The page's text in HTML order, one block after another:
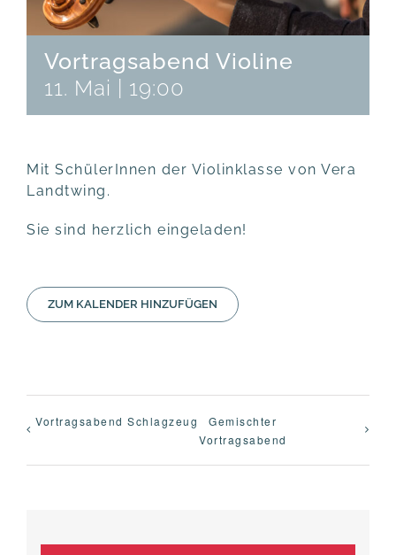
Vortragsabend Violine
11. Mai | 19:00
Mit Schü­le­rIn­nen der Vio­link­las­se von Vera
Landtwing.
Sie sind herz­lich eingeladen!
ZUM KALENDER HINZUFÜGEN
Vor­trags­abend Schlagzeug
Gemisch­ter
Vortragsabend